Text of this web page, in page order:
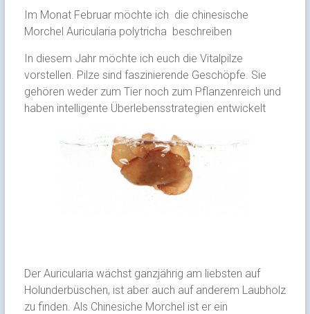
Im Monat Februar möchte ich die chinesische
Morchel Auricularia polytricha beschreiben
In diesem Jahr möchte ich euch die Vitalpilze
vorstellen. Pilze sind faszinierende Geschöpfe. Sie
gehören weder zum Tier noch zum Pflanzenreich und
haben intelligente Überlebensstrategien entwickelt
Der Auricularia wächst ganzjährig am liebsten auf
Holunderbüschen, ist aber auch auf anderem Laubholz
zu finden. Als Chinesiche Morchel ist er ein